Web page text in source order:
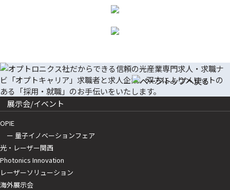
展示会/イベント
OPIE
ー 量子イノベーションフェア
光・レーザー関西
Photonics Innovation
レーザーソリューション
海外展示会